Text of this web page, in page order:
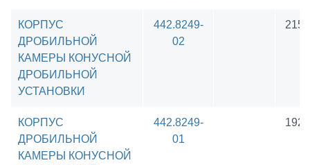
КОРПУС
ДРОБИЛЬНОЙ
КАМЕРЫ КОНУСНОЙ
ДРОБИЛЬНОЙ
УСТАНОВКИ
442.8249-
02
КОРПУС
ДРОБИЛЬНОЙ
КАМЕРЫ КОНУСНОЙ
442.8249-
01